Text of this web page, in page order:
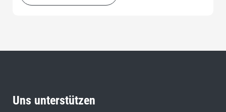
Uns unterstützen